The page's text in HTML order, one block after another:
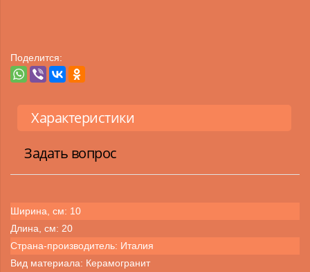
Поделится:
Характеристики
Задать вопрос
Ширина, см: 10
Длина, см: 20
Страна-производитель: Италия
Вид материала: Керамогранит